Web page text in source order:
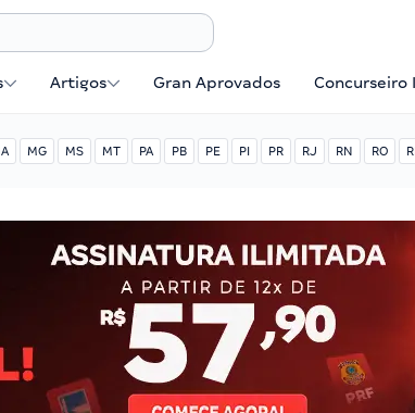
Artigos Gran Aprovados Concurseiro
MG MS MT PA PB PE PI PR RJ RN RO